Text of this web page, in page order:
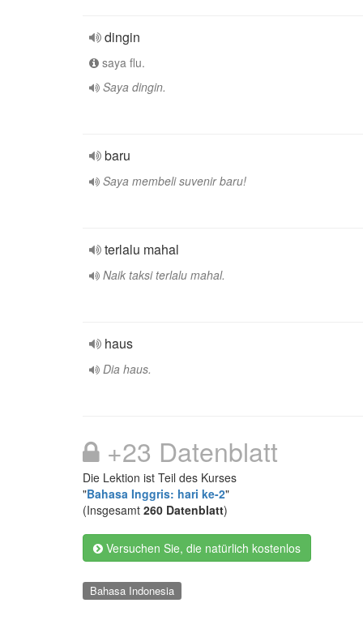
dingin
saya flu.
Saya dingin.
baru
Saya membeli suvenir baru!
terlalu mahal
Naik taksi terlalu mahal.
haus
Dia haus.
+23 Datenblatt
Die Lektion ist Teil des Kurses
"Bahasa Inggris: hari ke-2"
(Insgesamt 260 Datenblatt)
Versuchen Sie, die natürlich kostenlos
Bahasa Indonesia